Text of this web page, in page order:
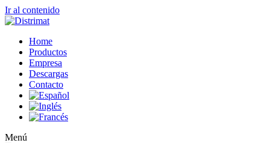
Ir al contenido
Home
Productos
Empresa
Descargas
Contacto
Menú